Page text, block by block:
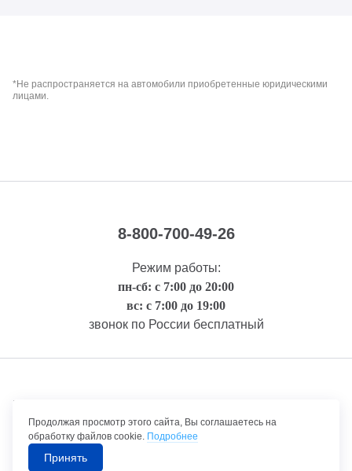
*Не распространяется на автомобили приобретенные юридическими
лицами.
8-800-700-49-26
Режим работы:
пн-сб: с 7:00 до 20:00
вс: с 7:00 до 19:00
звонок по России бесплатный
Правовая информация
©1992-2026 ТрансТехСервис – продажа и обслуживание автомобилей.
Продолжая просмотр этого сайта, Вы соглашаетесь на
обработку файлов cookie. Подробнее
Принять